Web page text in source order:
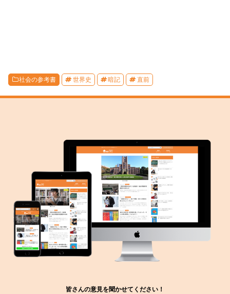
社会の参考書 世界史 暗記 直前
皆さんの意見を聞かせてください！